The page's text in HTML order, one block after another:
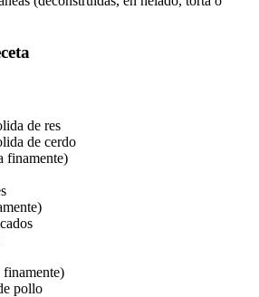
de res
de cerdo
finamente)
finamente)
pollo